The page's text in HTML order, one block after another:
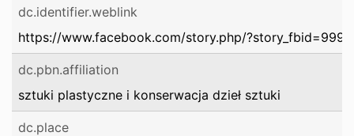
dc.identifier.weblink
https://www.facebook.com/story.php/
dc.pbn.affiliation
sztuki plastyczne i konserwacja dzieł sztuki
dc.place